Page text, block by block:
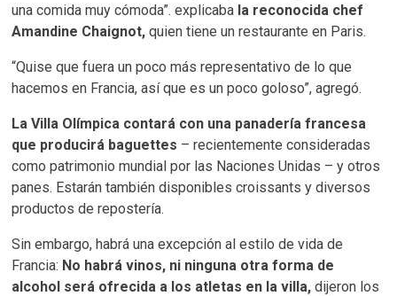
una comida muy cómoda”. explicaba la reconocida chef
Amandine Chaignot, quien tiene un restaurante en Paris.
“Quise que fuera un poco más representativo de lo que
hacemos en Francia, así que es un poco goloso”, agregó.
La Villa Olímpica contará con una panadería francesa
que producirá baguettes – recientemente consideradas
como patrimonio mundial por las Naciones Unidas – y otros
panes. Estarán también disponibles croissants y diversos
productos de repostería.
Sin embargo, habrá una excepción al estilo de vida de
Francia: No habrá vinos, ni ninguna otra forma de
alcohol será ofrecida a los atletas en la villa, dijeron los